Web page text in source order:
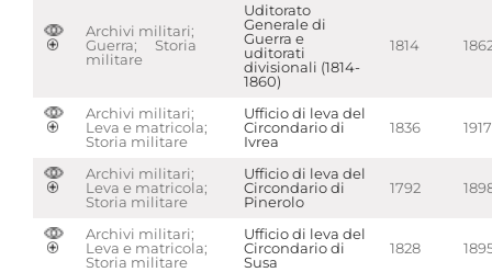
Archivi militari;
Guerra; Storia
militare
Uditorato
Generale di
Guerra e
uditorati
divisionali (1814-
1860)
1814
Archivi militari;
Leva e matricola;
Storia militare
Ufficio di leva del
Circondario di
Ivrea
1836 1917
Archivi militari;
Leva e matricola;
Storia militare
Ufficio di leva del
Circondario di
Pinerolo
1792
Archivi militari;
Leva e matricola;
Storia militare
Ufficio di leva del
Circondario di
Susa
1828